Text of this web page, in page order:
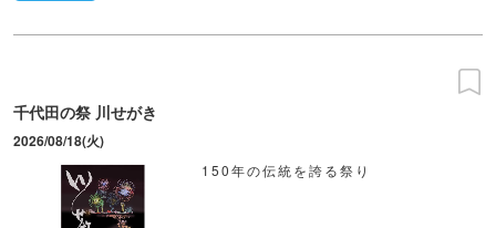
千代田の祭 川せがき
2026/08/18(火)
150年の伝統を誇る祭り